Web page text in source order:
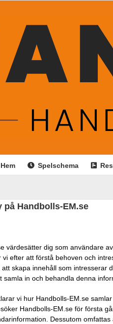
Hem Spelschema
Handbolls-EM.se
värdesätter dig som användare
vi efter att förstå behoven och
skapa innehåll som intresserar
samla in och behandla denna
vi hur Handbolls-EM.se
Handbolls-EM.se för första
Dessutom